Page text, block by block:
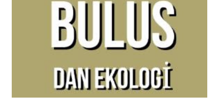
affairs invisible string mad woman epiphany betty peace
hoax (bonus the lakes) Berikut lirik dan makna album ini
dari berbagai sumber. the 1 Swift merefleksikan tentang
kehilangan cinta dari orang yang sudah dianggap sebagai
belahan jiwa. Ia juga mempertanyakan kalau saja situasi
berbeda, apakah mereka masih bersama. [Ver...